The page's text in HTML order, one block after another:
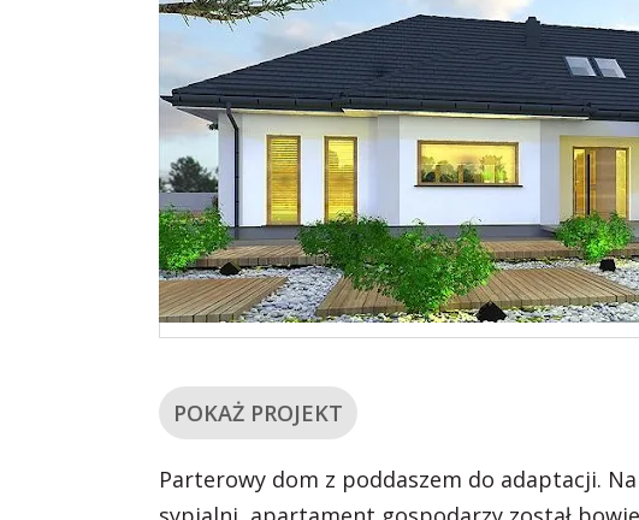
POKAŻ PROJEKT
Parterowy dom z poddaszem do adaptacji.